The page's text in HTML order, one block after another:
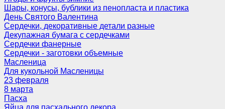
Шары, конусы, бублики из пенопласта и пластика
День Святого Валентина
Сердечки, декоративные детали разные
Декупажная бумага с сердечками
Сердечки фанерные
Сердечки - заготовки объемные
Масленица
Для кукольной Масленицы
23 февраля
8 марта
Пасха
Яйца для пасхального декора